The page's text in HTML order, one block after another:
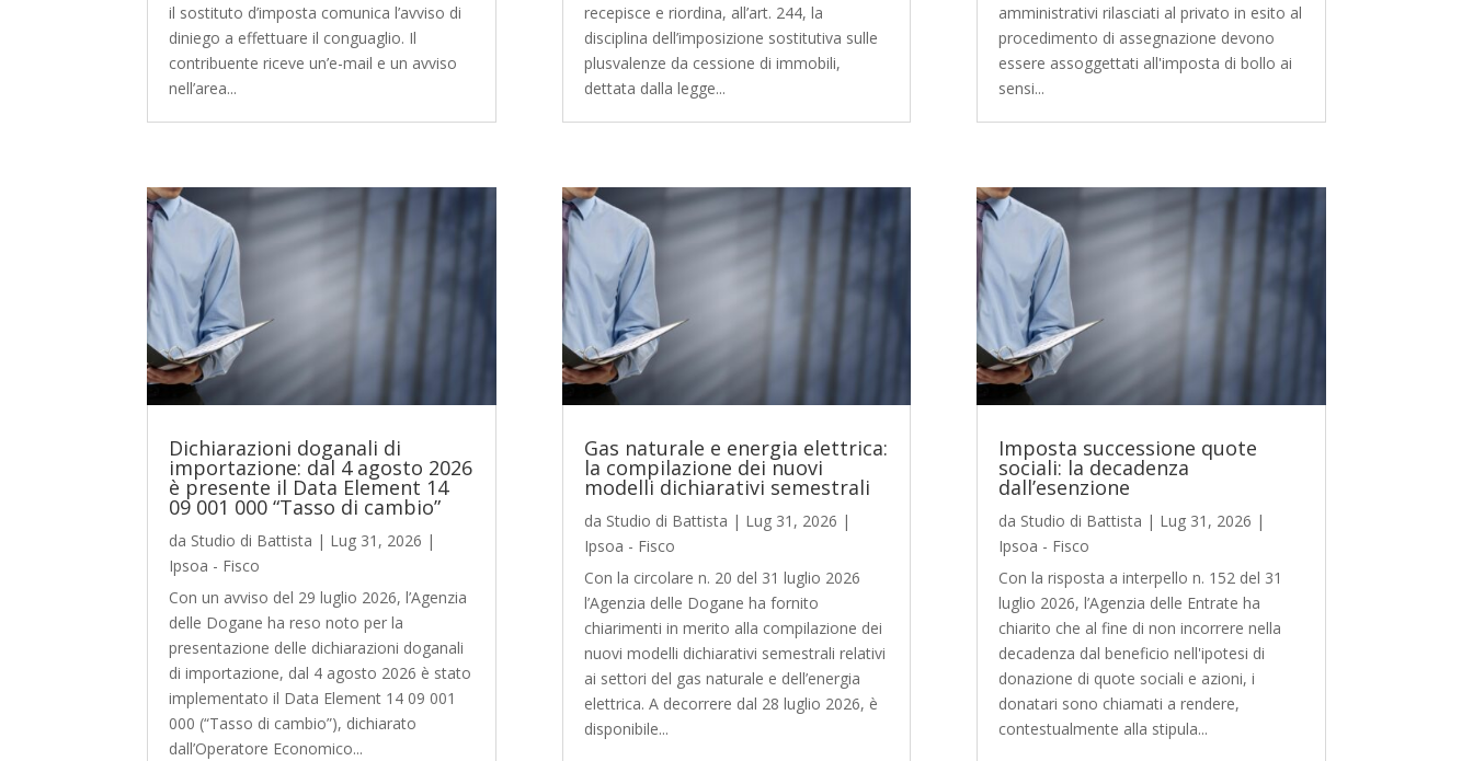
il sostituto d’imposta comunica l’avviso di
diniego a effettuare il conguaglio. Il
contribuente riceve un’e-mail e un avviso
nell’area...
Dichiarazioni doganali di
importazione: dal 4 agosto 2026
è presente il Data Element 14
09 001 000 “Tasso di cambio”
da Studio di Battista | Lug 31, 2026 |
Ipsoa - Fisco
Con un avviso del 29 luglio 2026, l’Agenzia
delle Dogane ha reso noto per la
presentazione delle dichiarazioni doganali
di importazione, dal 4 agosto 2026 è stato
implementato il Data Element 14 09 001
000 (“Tasso di cambio”), dichiarato
dall’Operatore Economico...
recepisce e riordina, all’art. 244, la
disciplina dell’imposizione sostitutiva sulle
plusvalenze da cessione di immobili,
dettata dalla legge...
Gas naturale e energia elettrica:
la compilazione dei nuovi
modelli dichiarativi semestrali
da Studio di Battista | Lug 31, 2026 |
Ipsoa - Fisco
Con la circolare n. 20 del 31 luglio 2026
l’Agenzia delle Dogane ha fornito
chiarimenti in merito alla compilazione dei
nuovi modelli dichiarativi semestrali relativi
ai settori del gas naturale e dell’energia
elettrica. A decorrere dal 28 luglio 2026, è
disponibile...
amministrativi rilasciati al privato in esito al
procedimento di assegnazione devono
essere assoggettati all'imposta di bollo ai
sensi...
Imposta successione quote
sociali: la decadenza
dall’esenzione
da Studio di Battista | Lug 31, 2026 |
Ipsoa - Fisco
Con la risposta a interpello n. 152 del 31
luglio 2026, l’Agenzia delle Entrate ha
chiarito che al fine di non incorrere nella
decadenza dal beneficio nell'ipotesi di
donazione di quote sociali e azioni, i
donatari sono chiamati a rendere,
contestualmente alla stipula...